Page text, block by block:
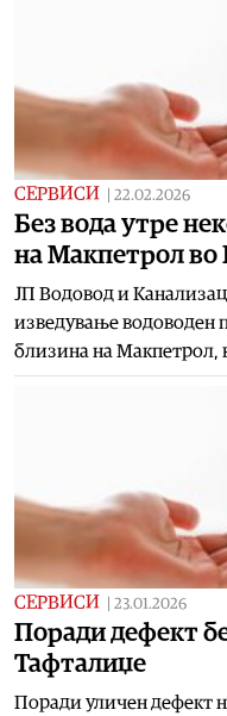
СЕРВИСИ 22.02.2026
Без вода утре
на Макпетрол во
ЈП Водовод и
изведување водоводен
близина на Макпетрол,
СЕРВИСИ 23.01.2026
Поради дефект
Тафталиџе
Поради уличен дефект